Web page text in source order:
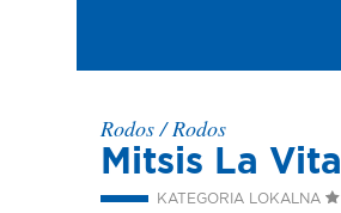
Rodos/Rodos
Mitsis La Vita
KATEGORIA LOKALNA